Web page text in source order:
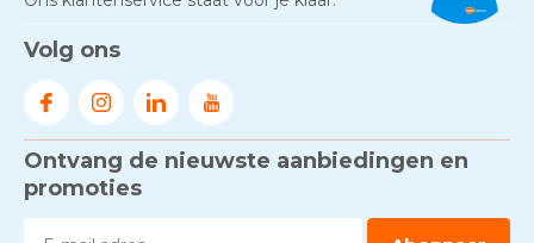
Door
Voorkom brand met
rookmelders, hittemelders en
DoorMarco van Arbowinkel.nl
Volg ons
Ontvang de nieuwste aanbiedingen en
promoties